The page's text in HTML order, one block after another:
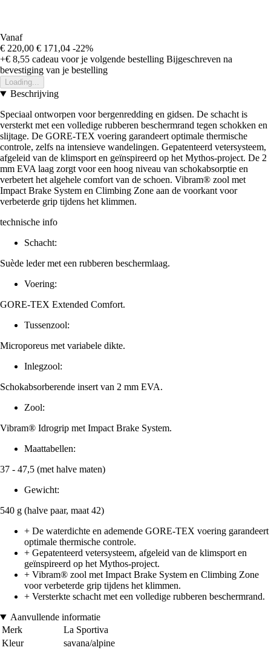
Vanaf
€ 220,00 € 171,04 -22%
+€ 8,55 cadeau voor je volgende bestelling Bijgeschreven na
bevestiging van je bestelling
Loading...
Beschrijving
Speciaal ontworpen voor bergenredding en gidsen. De schacht is
versterkt met een volledige rubberen beschermrand tegen schokken en
slijtage. De GORE-TEX voering garandeert optimale thermische
controle, zelfs na intensieve wandelingen. Gepatenteerd vetersysteem,
afgeleid van de klimsport en geïnspireerd op het Mythos-project. De 2
mm EVA laag zorgt voor een hoog niveau van schokabsorptie en
verbetert het algehele comfort van de schoen. Vibram® zool met
Impact Brake System en Climbing Zone aan de voorkant voor
verbeterde grip tijdens het klimmen.
technische info
Schacht:
Suède leder met een rubberen beschermlaag.
Voering:
GORE-TEX Extended Comfort.
Tussenzool:
Microporeus met variabele dikte.
Inlegzool:
Schokabsorberende insert van 2 mm EVA.
Zool:
Vibram® Idrogrip met Impact Brake System.
Maattabellen:
37 - 47,5 (met halve maten)
Gewicht:
540 g (halve paar, maat 42)
+ De waterdichte en ademende GORE-TEX voering garandeert
optimale thermische controle.
+ Gepatenteerd vetersysteem, afgeleid van de klimsport en
geïnspireerd op het Mythos-project.
+ Vibram® zool met Impact Brake System en Climbing Zone
voor verbeterde grip tijdens het klimmen.
+ Versterkte schacht met een volledige rubberen beschermrand.
Aanvullende informatie
Merk
La Sportiva
Kleur
savana/alpine